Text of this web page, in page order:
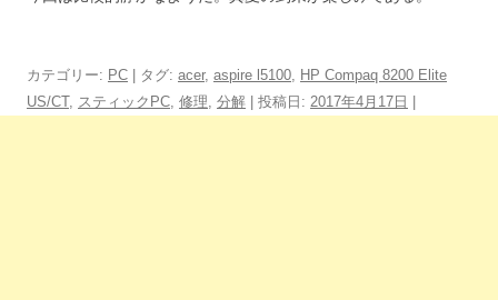
カテゴリー: PC | タグ: acer, aspire l5100, HP Compaq 8200 Elite
US/CT, スティックPC, 修理, 分解 | 投稿日: 2017年4月17日